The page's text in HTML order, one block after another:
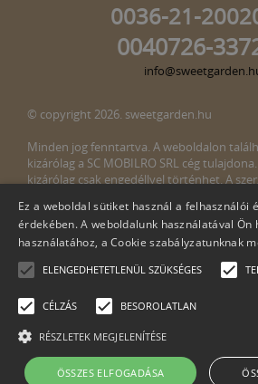
0036-21-
0040726-
© copyright 2026. sweetgarden.hu
Minden jog fenntartva. A weboldalon
kizárólag a SC MOBILRO SRL cég
kizárólag csak engedéllyel történhet. A
megsértését észlelné, kérjük, jelezze ezt
címen:info@sweetgarden.hu
Cégnév: SC Mobilro SRL
Ez a weboldal sütiket használ a felhasználói
érdekében. A weboldalunk használatával Ön
használatához, a Cookie szabályzatunknak
ELENGEDHETETLENÜL SZÜKSÉGES
CÉLZÁS BESOROLATLAN
RÉSZLETEK MEGJELENÍTÉSE
ÖSSZES ELFOGADÁSA